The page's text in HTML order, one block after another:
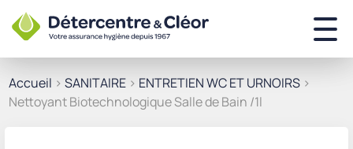
Accueil > SANITAIRE > ENTRETIEN WC ET URNOIRS >
Nettoyant Biotechnologique Salle de Bain /1l